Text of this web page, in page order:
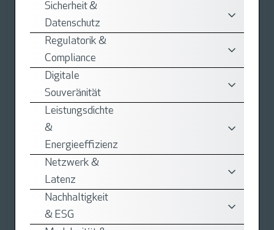
Sicherheit &
Datenschutz
Regulatorik &
Compliance
Digitale
Souveränität
Leistungsdichte
&
Energieeffizienz
Netzwerk &
Latenz
Nachhaltigkeit
& ESG